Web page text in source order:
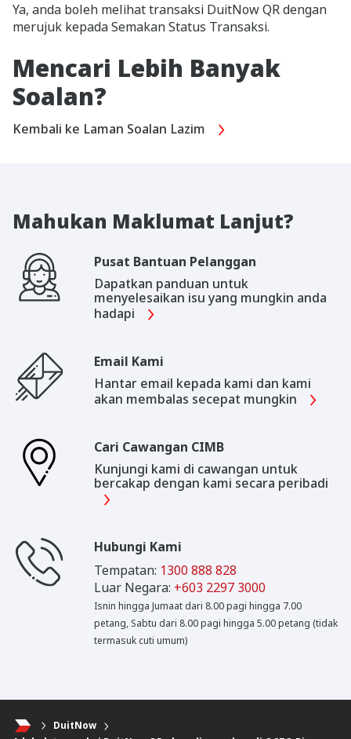
Ya, anda boleh melihat transaksi DuitNow QR dengan
merujuk kepada Semakan Status Transaksi.
Mencari Lebih Banyak
Soalan?
Kembali ke Laman Soalan Lazim
Mahukan Maklumat Lanjut?
Pusat Bantuan Pelanggan
Dapatkan panduan untuk
menyelesaikan isu yang mungkin anda
hadapi
Email Kami
Hantar email kepada kami dan kami
akan membalas secepat mungkin
Cari Cawangan CIMB
Kunjungi kami di cawangan untuk
bercakap dengan kami secara peribadi
Hubungi Kami
Tempatan: 1300 888 828
Luar Negara: +603 2297 3000
Isnin hingga Jumaat dari 8.00 pagi hingga 7.00
petang, Sabtu dari 8.00 pagi hingga 5.00 petang (tidak
termasuk cuti umum)
DuitNow